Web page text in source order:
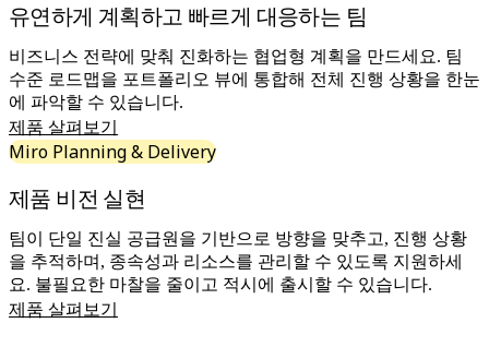
IT
제품 운영 시스템
AI 트랜스포메이션
업무 방식 전환
고객 경험 및 서비스 디자인
리소스
고객 스토리
아카데미
웨비나
유연하게 계획하고 빠르게 대응하는 팀
비즈니스 전략에 맞춰 진화하는 협업형 계획을 만드세요. 팀
수준 로드맵을 포트폴리오 뷰에 통합해 전체 진행 상황을 한눈
에 파악할 수 있습니다.
제품 살펴보기
Miro Planning & Delivery
제품 비전 실현
팀이 단일 진실 공급원을 기반으로 방향을 맞추고, 진행 상황
을 추적하며, 종속성과 리소스를 관리할 수 있도록 지원하세
요. 불필요한 마찰을 줄이고 적시에 출시할 수 있습니다.
제품 살펴보기